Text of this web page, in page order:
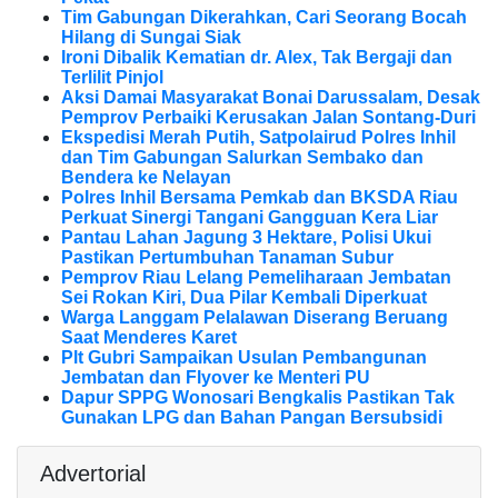
Tim Gabungan Dikerahkan, Cari Seorang Bocah
Hilang di Sungai Siak
Ironi Dibalik Kematian dr. Alex, Tak Bergaji dan
Terlilit Pinjol
Aksi Damai Masyarakat Bonai Darussalam, Desak
Pemprov Perbaiki Kerusakan Jalan Sontang-Duri
Ekspedisi Merah Putih, Satpolairud Polres Inhil
dan Tim Gabungan Salurkan Sembako dan
Bendera ke Nelayan
Polres Inhil Bersama Pemkab dan BKSDA Riau
Perkuat Sinergi Tangani Gangguan Kera Liar
Pantau Lahan Jagung 3 Hektare, Polisi Ukui
Pastikan Pertumbuhan Tanaman Subur
Pemprov Riau Lelang Pemeliharaan Jembatan
Sei Rokan Kiri, Dua Pilar Kembali Diperkuat
Warga Langgam Pelalawan Diserang Beruang
Saat Menderes Karet
Plt Gubri Sampaikan Usulan Pembangunan
Jembatan dan Flyover ke Menteri PU
Dapur SPPG Wonosari Bengkalis Pastikan Tak
Gunakan LPG dan Bahan Pangan Bersubsidi
Advertorial